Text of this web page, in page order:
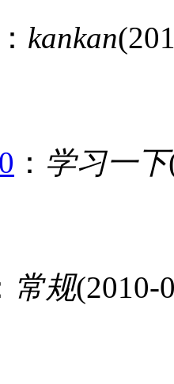
： kankan
： 学习一下
常规(2010-